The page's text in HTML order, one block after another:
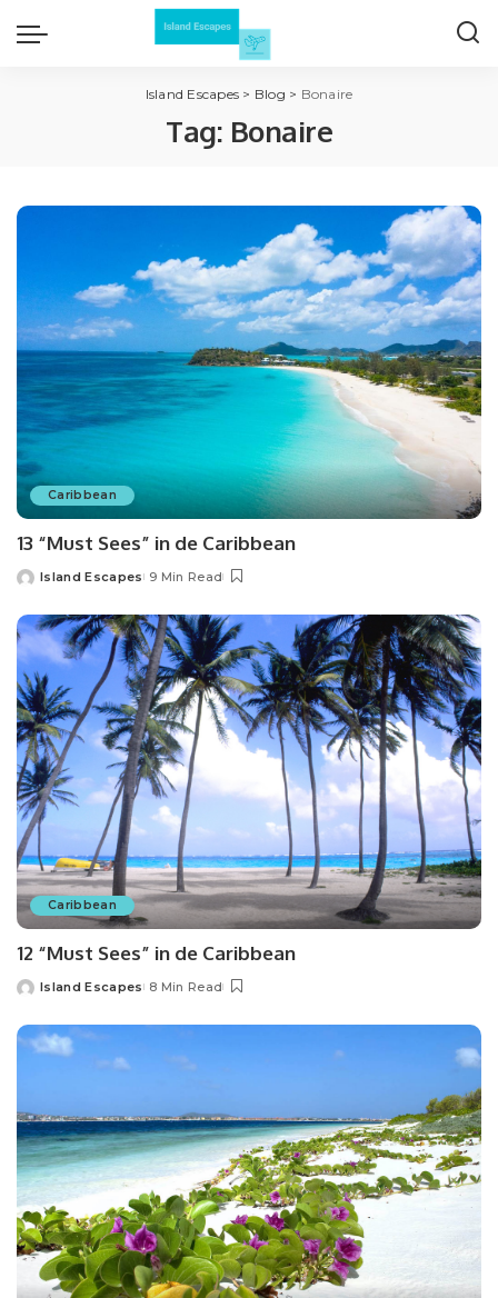
Island Escapes > Blog > Bonaire
Tag: Bonaire
Caribbean
13 “Must Sees” in de Caribbean
Island Escapes 9 Min Read
Caribbean
12 “Must Sees” in de Caribbean
Island Escapes 8 Min Read